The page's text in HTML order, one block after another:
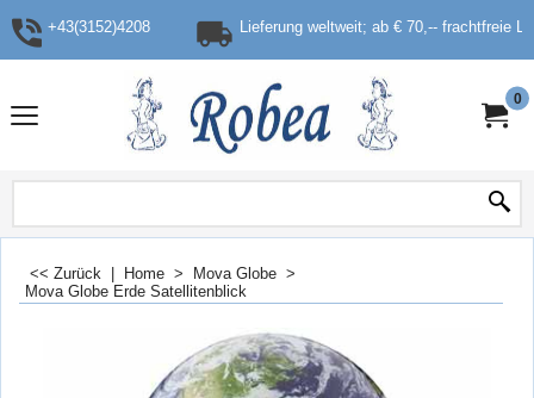
+43(3152)4208 Lieferung weltweit; ab € 70,-- frachtfreie
0
<< Zurück Home > Mova Globe >
Mova Globe Erde Satellitenblick